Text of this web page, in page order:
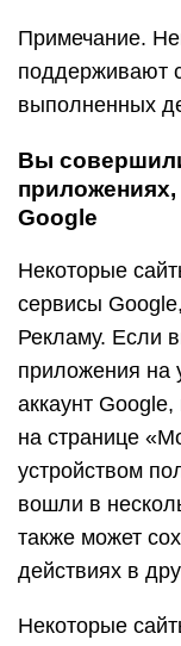
Примечание.
поддерживают
выполненных
Вы
Google
Некоторые
сервисы
Рекламу. Если
приложения на
аккаунт
на странице
устройством
вошли в
также может
действиях в
Некоторые